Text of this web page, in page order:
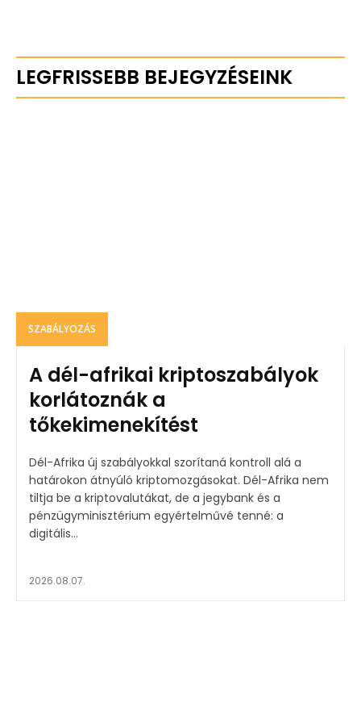
LEGFRISSEBB BEJEGYZÉSEINK
SZABÁLYOZÁS
A dél-afrikai kriptoszabályok
korlátoznák a
tőkekimenekítést
Dél-Afrika új szabályokkal szorítaná kontroll alá a
határokon átnyúló kriptomozgásokat. Dél-Afrika nem
tiltja be a kriptovalutákat, de a jegybank és a
pénzügyminisztérium egyértelművé tenné: a
digitális...
2026.08.07.